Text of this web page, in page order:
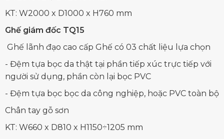
KT: W2000 x D1000 x H760 mm
Ghế giám đốc TQ15
Ghế lãnh đạo cao cấp Ghế có 03 chất liệu lựa chọn
- Đệm tựa bọc da thật tại phần tiếp xúc trực tiếp với
người sử dụng, phần còn lại bọc PVC
- Đệm tựa bọc bọc da công nghiệp, hoặc PVC toàn bộ
Chân tay gỗ sơn
KT: W660 x D810 x H1150÷1205 mm